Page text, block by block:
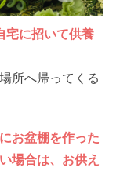
宅に招いて供養
所へ帰ってくる
お盆棚を作った
場合は、お供え